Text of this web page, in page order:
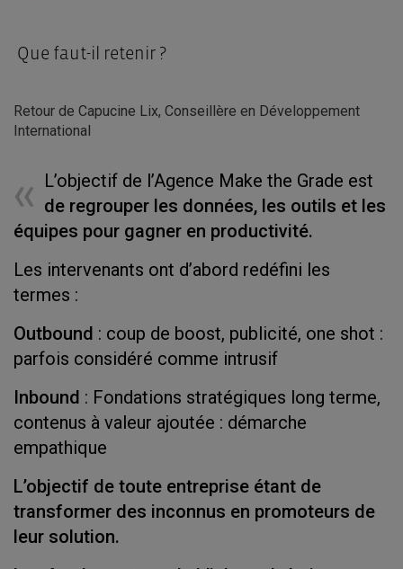
Que faut-il retenir ?
Retour de Capucine Lix, Conseillère en Développement
International
L’objectif de l’Agence Make the Grade est
de regrouper les données, les outils et les
équipes pour gagner en productivité.
Les intervenants ont d’abord redéfini les
termes :
Outbound : coup de boost, publicité, one shot :
parfois considéré comme intrusif
Inbound : Fondations stratégiques long terme,
contenus à valeur ajoutée : démarche
empathique
L’objectif de toute entreprise étant de
transformer des inconnus en promoteurs de
leur solution.